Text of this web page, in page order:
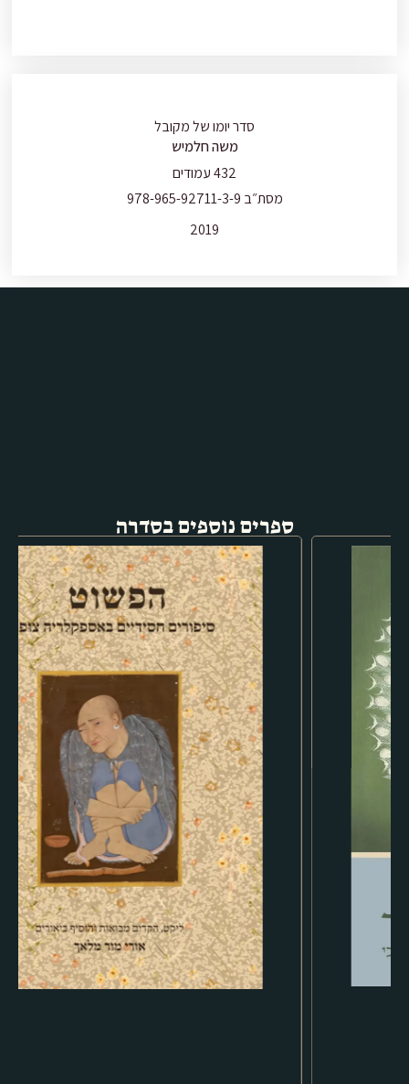
סדר יומו של מקובל
משה חלמיש
432 עמודים
מסת״ב 978-965-92711-3-9
2019
ספרים נוספים בסדרה